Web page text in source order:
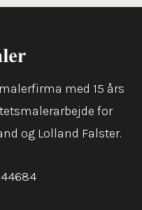
med 15 års
for
og Lolland Falster.